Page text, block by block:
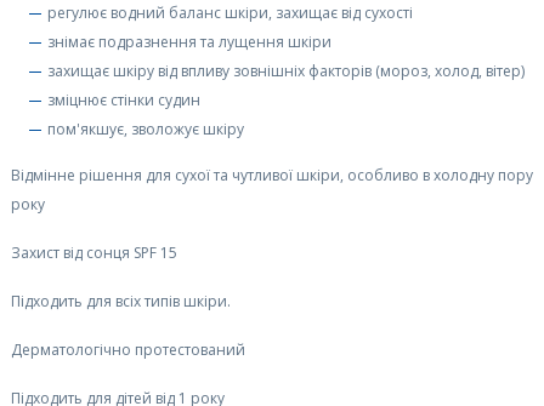
регулює водний баланс шкіри, захищає від сухості
знімає подразнення та лущення шкіри
захищає шкіру від впливу зовнішніх факторів (мороз, холод, вітер)
зміцнює стінки судин
пом'якшує, зволожує шкіру
Відмінне рішення для сухої та чутливої шкіри, особливо в холодну пору
року
Захист від сонця SPF 15
Підходить для всіх типів шкіри.
Дерматологічно протестований
Підходить для дітей від 1 року